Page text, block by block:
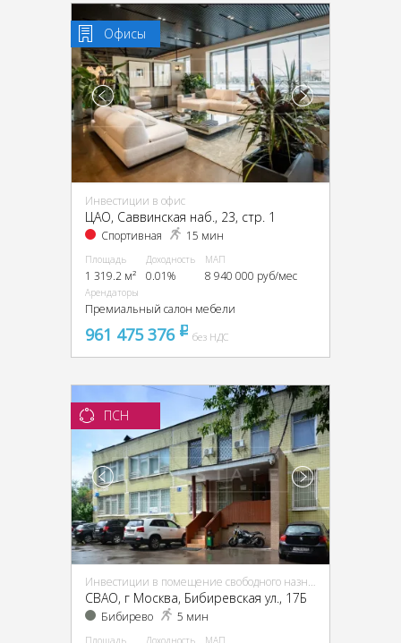
Офисы
Инвестиции в офис
ЦАО, Саввинская наб., 23, стр. 1
Спортивная 15 мин
Площадь
1 319.2 м²
Доходность
0.01%
МАП
8 940 000 руб/мес
Арендаторы
Премиальный салон мебели
961 475 376 pуббез НДС
ПСН
Инвестиции в помещение свободного назначения (ПСН)
CВАО, г Москва, Бибиревская ул., 17Б
Бибирево 5 мин
Площадь Доходность МАП